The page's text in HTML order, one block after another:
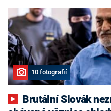
10 fotografií